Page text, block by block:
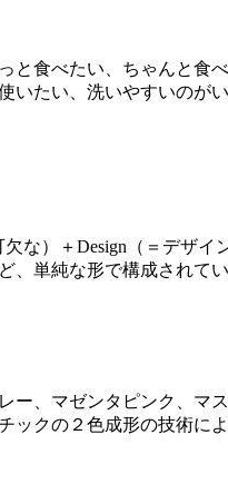
食べたい、ちゃんと食
たい、洗いやすいのが
な）＋Design（＝デザイ
単純な形で構成されてい
、マゼンタピンク、マ
クの２色成形の技術に